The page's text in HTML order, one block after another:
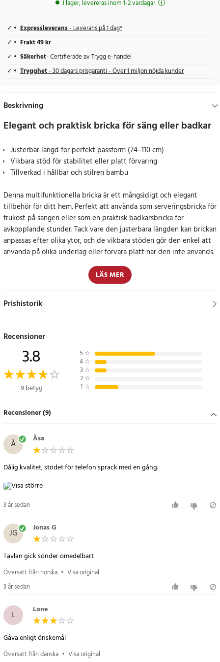
I lager, levereras inom 1-2 vardagar
Expressleverans- Leverans på 1 dag*
Frakt 49 kr
Säkerhet- Certifierade av Trygg e-handel
Trygghet- 30 dagars prisgaranti - Över 1 miljon nöjda kunder
Beskrivning
Elegant och praktisk bricka för säng eller badkar
Justerbar längd för perfekt passform (74–110 cm)
Vikbara stöd för stabilitet eller platt förvaring
Tillverkad i hållbar och stilren bambu
Denna multifunktionella bricka är ett mångsidigt och elegant
tillbehör för ditt hem. Perfekt att använda som serveringsbricka för
frukost på sängen eller som en praktisk badkarsbricka för
avkopplande stunder. Tack vare den justerbara längden kan brickan
anpassas efter olika ytor, och de vikbara stöden gör den enkel att
använda på olika underlag eller förvara platt när den inte används.
Kombination av funktionalitet och design
Med sin naturliga bambukonstruktion är brickan inte bara hållbar
utan också en vacker inredningsdetalj. Den praktiska utformningen
gör den perfekt för både vardagsbruk och speciella tillfällen.
- Material: Bambu
- Justerbar längd: 74–110 cm
- Bredd: 25 cm
- Höjd (stöd): 29 cm
Artikelnummer:
LÄS MER
Prishistorik
Recensioner
3.8
9 betyg
5 ☆
4 ☆
3 ☆
2 ☆
1 ☆
Recensioner (9)
Å Åsa
Dålig kvalitet, stödet för telefon sprack med en gång.
3 år sedan
JG Jonas G
Tavlan gick sönder omedelbart
Översatt från norska • Visa original
3 år sedan
L Lone
Gåva enligt önskemål
Översatt från danska • Visa original